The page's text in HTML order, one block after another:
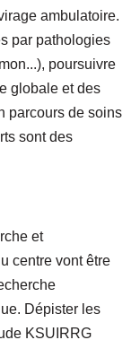
ambulatoire.
par pathologies
poursuivre
globale et des
parcours de soins
sont des
et
centre vont être
Dépister les
KSUIRRG